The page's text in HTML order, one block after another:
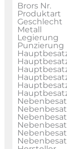
Brors Nr.
Produktart
Geschlecht
Metall
Legierung
Punzierung